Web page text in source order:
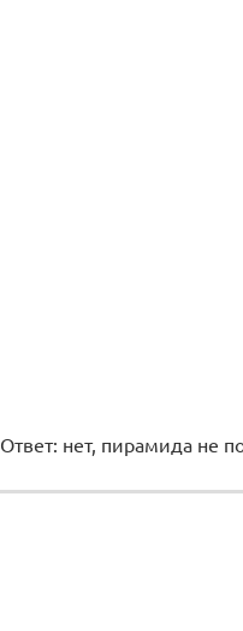
Ответ: нет, пирамида не